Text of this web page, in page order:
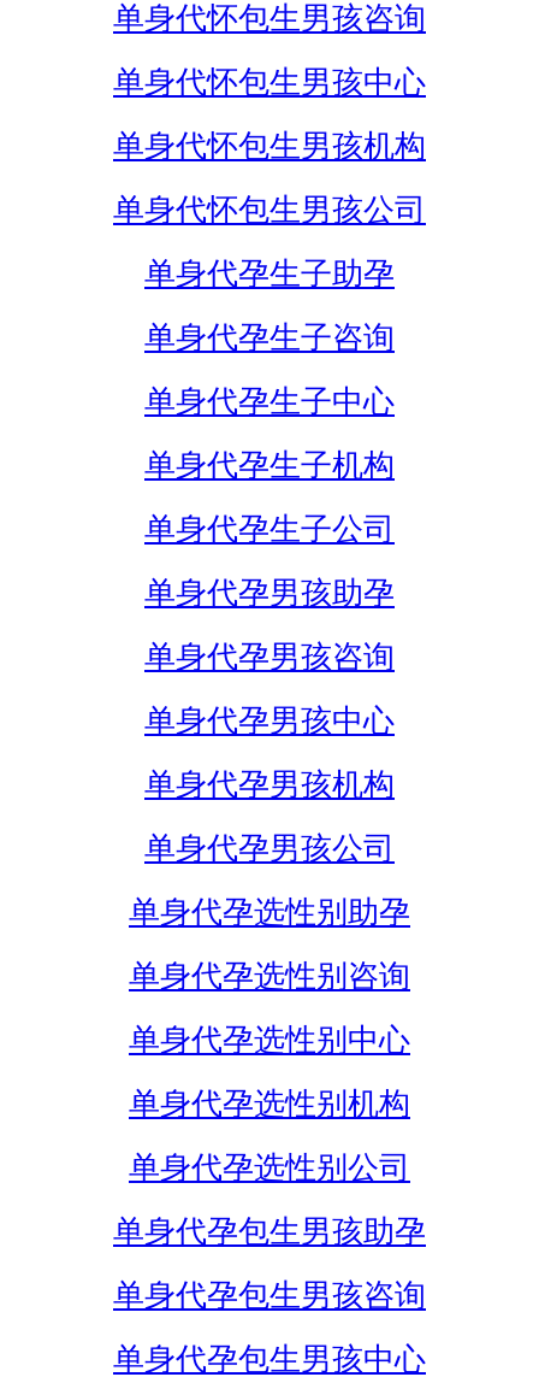
单身代怀包生男孩咨询
单身代怀包生男孩中心
单身代怀包生男孩机构
单身代怀包生男孩公司
单身代孕生子助孕
单身代孕生子咨询
单身代孕生子中心
单身代孕生子机构
单身代孕生子公司
单身代孕男孩助孕
单身代孕男孩咨询
单身代孕男孩中心
单身代孕男孩机构
单身代孕男孩公司
单身代孕选性别助孕
单身代孕选性别咨询
单身代孕选性别中心
单身代孕选性别机构
单身代孕选性别公司
单身代孕包生男孩助孕
单身代孕包生男孩咨询
单身代孕包生男孩中心